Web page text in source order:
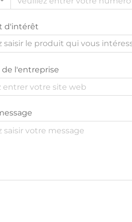
d'intérêt
saisir le produit qui vous
de l'entreprise